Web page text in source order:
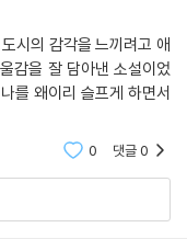
모두 다 함께 전례 없는
격이자 굴욕이자 상처였
우리는 다 같이 남았다가
을 수 없었다.
시기를 지나며 찬와이가
이어갔지만, 완전한 직선
과 무력감에 휩싸였다. 2
한 채 순식간에 훨씬 더
산할 방법이 없어진 유산
압박을 받은 찬와이는 결
시의 감각을 느끼려고 애
감을 잘 담아낸 소설이었
를 왜이리 슬프게 하면서
0 댓글0